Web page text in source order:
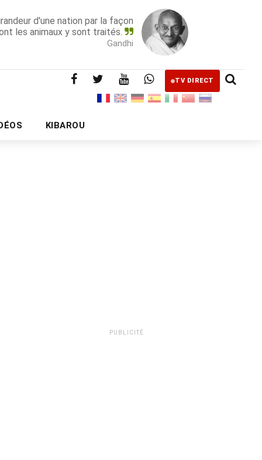
d'une nation par la façon
les animaux y sont traités.
Gandhi
TV DIRECT
KIBAROU
PUBLICITÉ